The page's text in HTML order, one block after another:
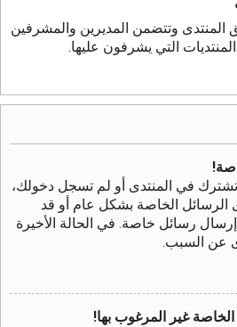
المنتدى وتتضمن المديرين والمشرفين
التي يشرفون عليها.
في المنتدى أو لم تسجل دخولك،
الرسائل الخاصة بشكل عام أو قد
رسائل خاصة. في الحالة الأخيرة
عن السبب.
غير المرغوب بها!